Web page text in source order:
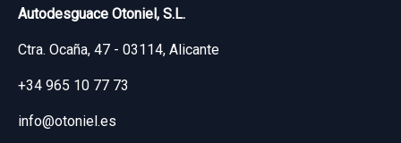
Autodesguace Otoniel, S.L.
Ctra. Ocaña, 47 - 03114, Alicante
+34 965 10 77 73
info@otoniel.es